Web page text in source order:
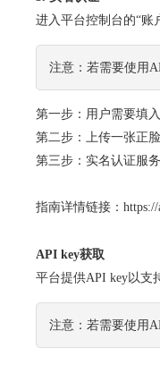
进入平台控制台的“账
注意：若需要使用
第一步：用户需要填
第二步：上传一张正
第三步：实名认证服
指南详情链接：https://
API key获取
平台提供API key以支
注意：若需要使用